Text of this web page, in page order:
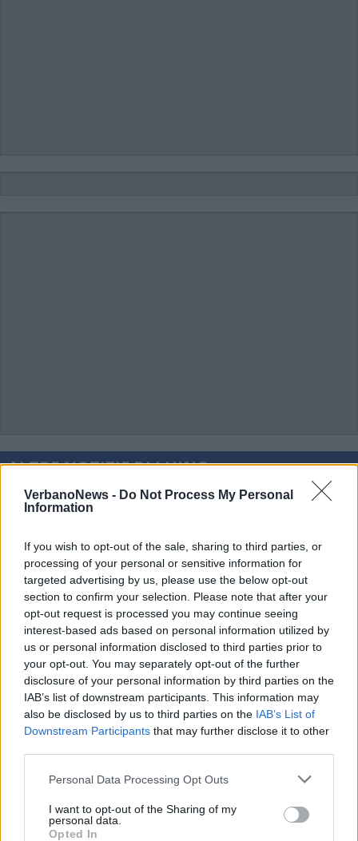
VerbanoNews - Do Not Process My Personal
Information
If you wish to opt-out of the sale, sharing to third parties, or
processing of your personal or sensitive information for
targeted advertising by us, please use the below opt-out
section to confirm your selection. Please note that after your
opt-out request is processed you may continue seeing
interest-based ads based on personal information utilized by
us or personal information disclosed to third parties prior to
your opt-out. You may separately opt-out of the further
disclosure of your personal information by third parties on the
IAB’s list of downstream participants. This information may
also be disclosed by us to third parties on the IAB’s List of
Downstream Participants that may further disclose it to other
Personal Data Processing Opt Outs
I want to opt-out of the Sharing of my
personal data.
Opted In
ALTRE NOTIZIE DI LUINO
Giuseppina Maspero: cento anni tra
scuola, famiglia e comunità